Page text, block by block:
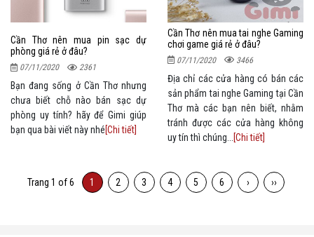
Cần Thơ nên mua pin sạc dự
phòng giá rẻ ở đâu?
07/11/2020 2361
Bạn đang sống ở Cần Thơ nhưng
chưa biết chỗ nào bán sạc dự
phòng uy tính? hãy để Gimi giúp
bạn qua bài viết này nhé[Chi tiết]
Cần Thơ nên mua tai nghe Gaming
chơi game giá rẻ ở đâu?
07/11/2020 3466
Địa chỉ các cửa hàng có bán các
sản phẩm tai nghe Gaming tại Cần
Thơ mà các bạn nên biết, nhằm
tránh được các cửa hàng không
uy tín thì chúng...
[Chi tiết]
Trang 1 of 6 1 2 3 4 5 6 › ››